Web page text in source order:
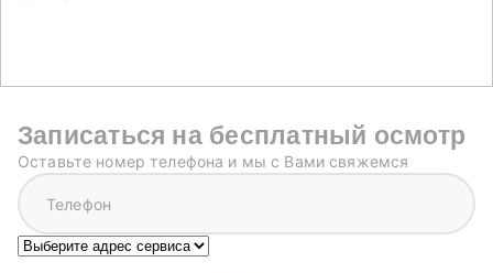
Записаться на бесплатный осмотр
Оставьте номер телефона и мы с Вами свяжемся